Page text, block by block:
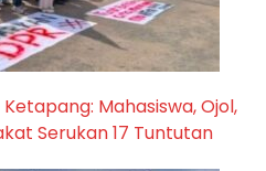
Mahasiswa, Ojol,
Serukan 17 Tuntutan